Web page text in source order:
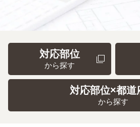
対応部位
から探す
対応部位×都道
から探す